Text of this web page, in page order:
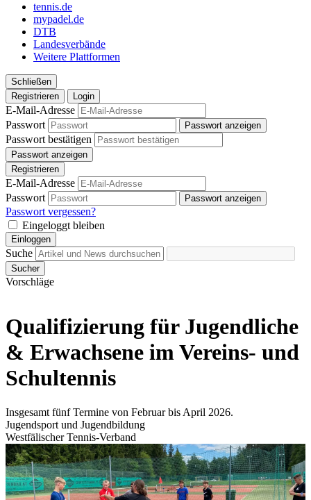
tennis.de
mypadel.de
DTB
Landesverbände
Weitere Plattformen
Schließen
Registrieren
Login
E-Mail-Adresse
Passwort
Passwort anzeigen
Passwort bestätigen
Passwort anzeigen
Registrieren
E-Mail-Adresse
Passwort
Passwort anzeigen
Passwort vergessen?
Eingeloggt bleiben
Einloggen
Suche
Sucher
Vorschläge
Qualifizierung für Jugendliche
& Erwachsene im Vereins- und
Schultennis
Insgesamt fünf Termine von Februar bis April 2026.
Jugendsport und Jugendbildung
Westfälischer Tennis-Verband